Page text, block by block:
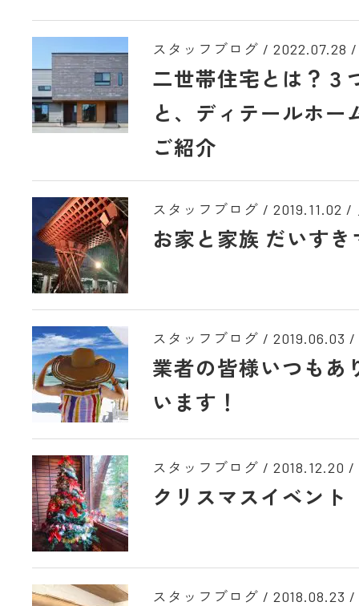
スタッフブログ / 2022.07.28 /
二世帯住宅とは？３
と、ディテールホー
ご紹介
スタッフブログ / 2019.11.02 /
お家と家族 だいすき
スタッフブログ / 2019.06.03 /
業者の皆様いつもあ
います！
スタッフブログ / 2018.12.20 /
クリスマスイベント
スタッフブログ / 2018.08.23 /